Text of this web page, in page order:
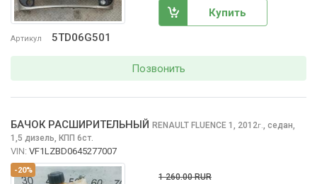
Артикул 5TD06G501
Купить
Позвонить
-20%
БАЧОК РАСШИРИТЕЛЬНЫЙ RENAULT FLUENCE 1, 2012г. седан,
1,5 дизель, КПП 6ст.
VIN: VF1LZBD0645277007
1 260.00 RUR